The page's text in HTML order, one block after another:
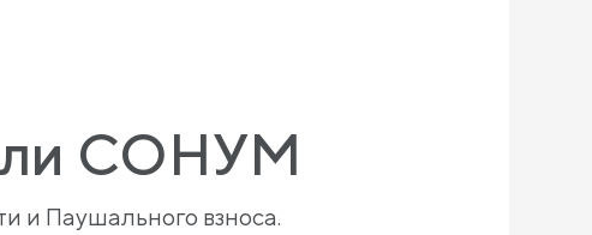
СОНУМ
и Паушального взноса.